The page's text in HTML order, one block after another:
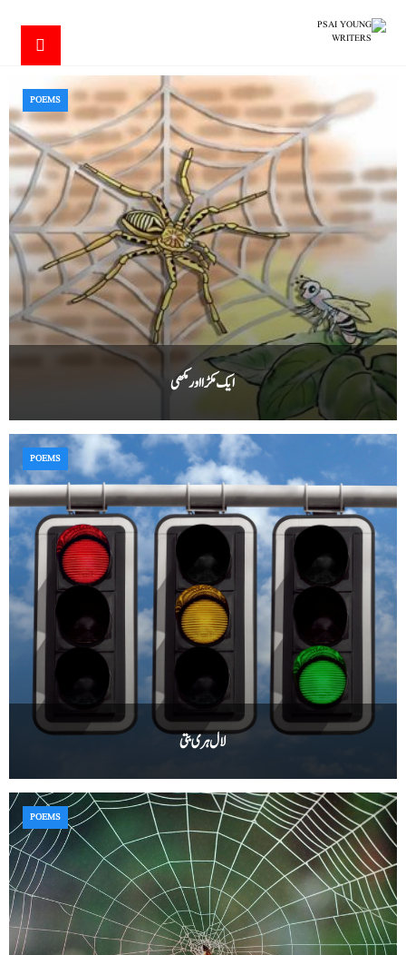
ایک مکڑا اور مکھی
POEMS
لال ہری بتی
POEMS
POEMS